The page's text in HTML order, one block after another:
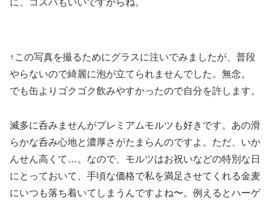
↑この写真を撮るためにグラスに注いでみましたが、普段
やらないので綺麗に泡が立てられませんでした。無念。
でも缶よりゴクゴク飲みやすかったので自分を許します。
滅多に呑みませんがプレミアムモルツも好きです。あの滑
らかな呑み心地と濃厚さがたまらんのですよ。ただ、いか
んせん高くて…。なので、モルツはお祝いなどの特別な日
にとっておいて、手頃な価格で私を満足させてくれる金麦
にいつも落ち着いてしまうんですよね〜。例えるとハーゲ